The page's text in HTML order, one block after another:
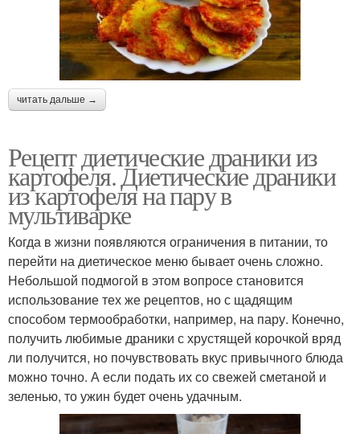
читать дальше →
Рецепт диетические драники из
картофеля. Диетические драники
из картофеля на пару в
мультиварке
Когда в жизни появляются ограничения в питании, то
перейти на диетическое меню бывает очень сложно.
Небольшой подмогой в этом вопросе становится
использование тех же рецептов, но с щадящим
способом термообработки, например, на пару. Конечно,
получить любимые драники с хрустящей корочкой вряд
ли получится, но почувствовать вкус привычного блюда
можно точно. А если подать их со свежей сметаной и
зеленью, то ужин будет очень удачным.